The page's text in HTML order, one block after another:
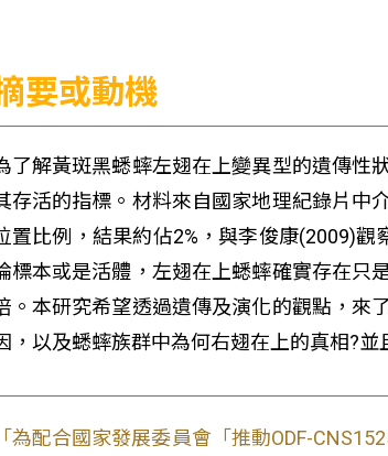
要或動機
了解黃斑黑蟋蟀左翅在上變異型的遺傳性
存活的指標。材料來自國家地理紀錄片中
置比例，結果約佔2%，與李俊康(2009)
標本或是活體，左翅在上蟋蟀確實存在只
。本研究希望透過遺傳及演化的觀點，來
，以及蟋蟀族群中為何右翅在上的真相?
「為配合國家發展委員會「推動ODF-